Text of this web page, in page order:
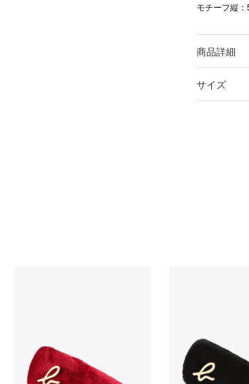
モチーフ縦
商品詳細
サイズ